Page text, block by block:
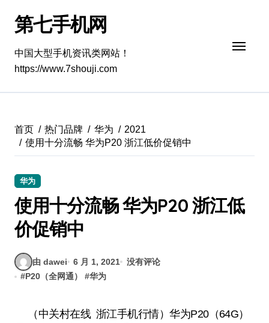
第七手机网
中国大型手机资讯类网站！
https://www.7shouji.com
首页 热门品牌 华为
2021
使用十分流畅 华为P20 浙江低价促销中
华为
使用十分流畅 华为P20 浙江低
价促销中
由 dawei 6 月 1, 2021
没有评论
#P20（全网通） #华为
（中关村在线 浙江手机行情）华为P20（64G）